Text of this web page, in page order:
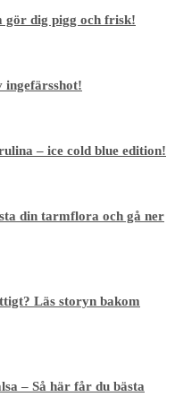
gör dig pigg och frisk!
ingefärsshot!
– ice cold blue edition!
din tarmflora och gå ner
Läs storyn bakom
– Så här får du bästa